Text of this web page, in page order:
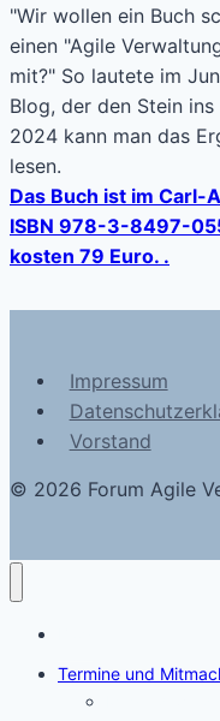
"Wir wollen ein Buch
einen "Agile
mit?" So lautete im
Blog, der den Stein
2024 kann man das
lesen.
Das Buch ist im Carl-
ISBN 978-3-8497-
kosten 79 Euro. .
Impressum
Vorstand
© 2026 Forum Agile
Termine und